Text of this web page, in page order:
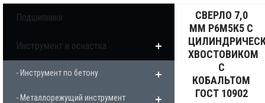
Подшипники
Инструмент и оснастка
- Инструмент по бетону
- Металлорежущий инструмент
СВЕРЛО 7,0
ММ Р6М5К5 С
ХВОСТОВИКОМ
С
КОБАЛЬТОМ
ГОСТ 10902